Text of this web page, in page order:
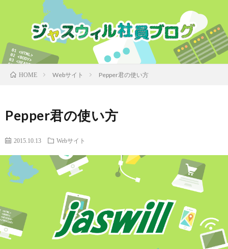
HOME Webサイト Pepper君の使い方
Pepper君の使い方
2015.10.13 Webサイト